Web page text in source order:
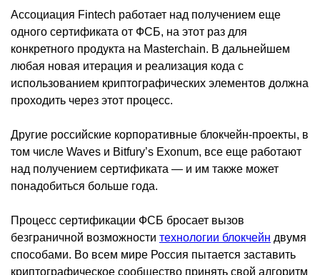
Ассоциация Fintech работает над получением еще
одного сертификата от ФСБ, на этот раз для
конкретного продукта на Masterchain. В дальнейшем
любая новая итерация и реализация кода с
использованием криптографических элементов должна
проходить через этот процесс.
Другие российские корпоративные блокчейн-проекты, в
том числе Waves и Bitfury’s Exonum, все еще работают
над получением сертификата — и им также может
понадобиться больше года.
Процесс сертификации ФСБ бросает вызов
безграничной возможности технологии блокчейн двумя
способами. Во всем мире Россия пытается заставить
криптографическое сообщество принять свой алгоритм